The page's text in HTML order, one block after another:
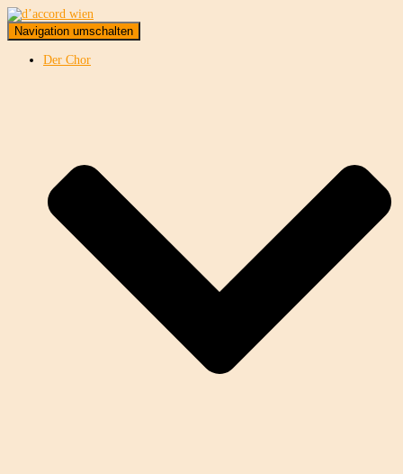
Navigation umschalten
Der Chor